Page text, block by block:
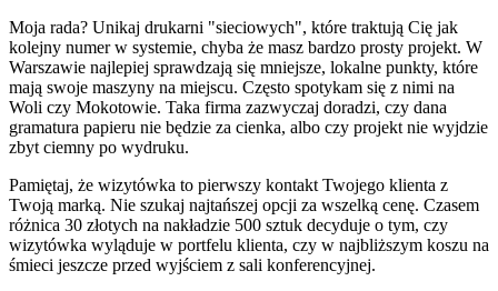
Moja rada? Unikaj drukarni "sieciowych", które traktują Cię jak
kolejny numer w systemie, chyba że masz bardzo prosty projekt. W
Warszawie najlepiej sprawdzają się mniejsze, lokalne punkty, które
mają swoje maszyny na miejscu. Często spotykam się z nimi na
Woli czy Mokotowie. Taka firma zazwyczaj doradzi, czy dana
gramatura papieru nie będzie za cienka, albo czy projekt nie wyjdzie
zbyt ciemny po wydruku.
Pamiętaj, że wizytówka to pierwszy kontakt Twojego klienta z
Twoją marką. Nie szukaj najtańszej opcji za wszelką cenę. Czasem
różnica 30 złotych na nakładzie 500 sztuk decyduje o tym, czy
wizytówka wyląduje w portfelu klienta, czy w najbliższym koszu na
śmieci jeszcze przed wyjściem z sali konferencyjnej.